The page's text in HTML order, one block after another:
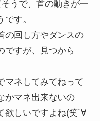
うで、首の動きが一
す。
の回し方やダンスの
ですが、見つから
マネしてみてねって
かマネ出来ないの
欲しいですよね(笑´∀